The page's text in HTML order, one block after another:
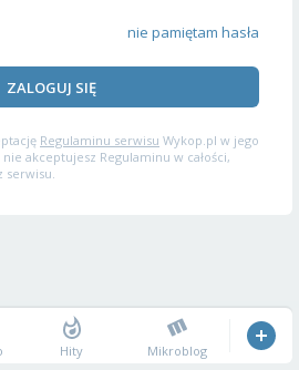
nie pamiętam hasła
ZALOGUJ SIĘ
Regulaminu serwisu Wykop.pl w jego
akceptujesz Regulaminu w całości,
serwisu.
Hity Mikroblog